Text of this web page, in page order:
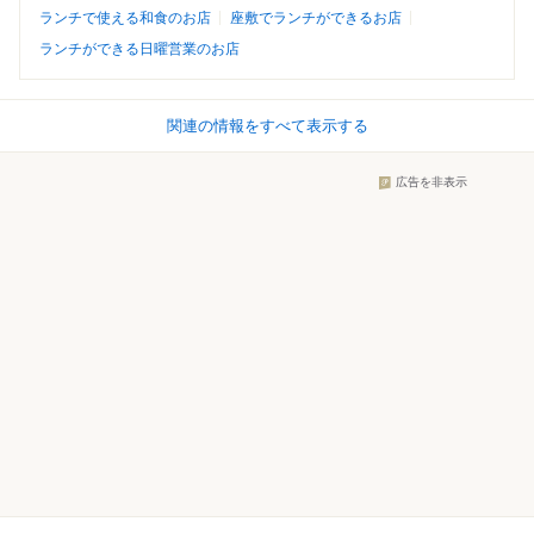
ランチで使える和食のお店
座敷でランチができるお店
ランチができる日曜営業のお店
関連の情報をすべて表示する
広告を非表示